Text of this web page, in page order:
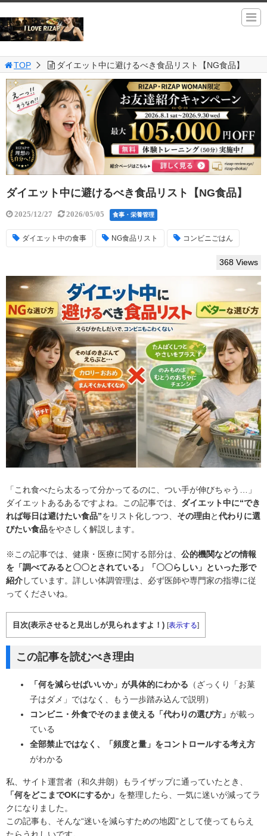
TOP ダイエット中に避けるべき食品リスト【NG食品】
ダイエット中に避けるべき食品リスト【NG食品】
2025/12/27 2026/05/05 食事・栄養管理
ダイエット中の食事 NG食品リスト コンビニごはん
368 Views
「これ食べたら太るって分かってるのに、つい手が伸びちゃう…」
ダイエットあるあるですよね。この記事では、 ダイエット中に“でき
れば毎日は避けたい食品”をリスト化しつつ、 その理由と代わりに選
びたい食品をやさしく解説します。
※この記事では、健康・医療に関する部分は、 公的機関などの情報
を「調べてみると〇〇とされている」「〇〇らしい」といった形で
紹介しています。詳しい体調管理は、必ず医師や専門家の指導に従
ってくださいね。
目次(表示させると見出しが見られますよ！) [表示する]
この記事を読むべき理由
「何を減らせばいいか」が具体的にわかる （ざっくり「お菓
子はダメ」ではなく、もう一歩踏み込んで説明）
コンビニ・外食でそのまま使える「代わりの選び方」 が載っ
ている
全部禁止ではなく、「頻度と量」をコントロールする考え方
がわかる
私、サイト運営者（和久井朗）もライザップに通っていたとき、
「何をどこまでOKにするか」 を整理したら、一気に迷いが減ってラ
クになりました。
この記事も、そんな“迷いを減らすための地図”として使ってもらえ
たらうれしいです。